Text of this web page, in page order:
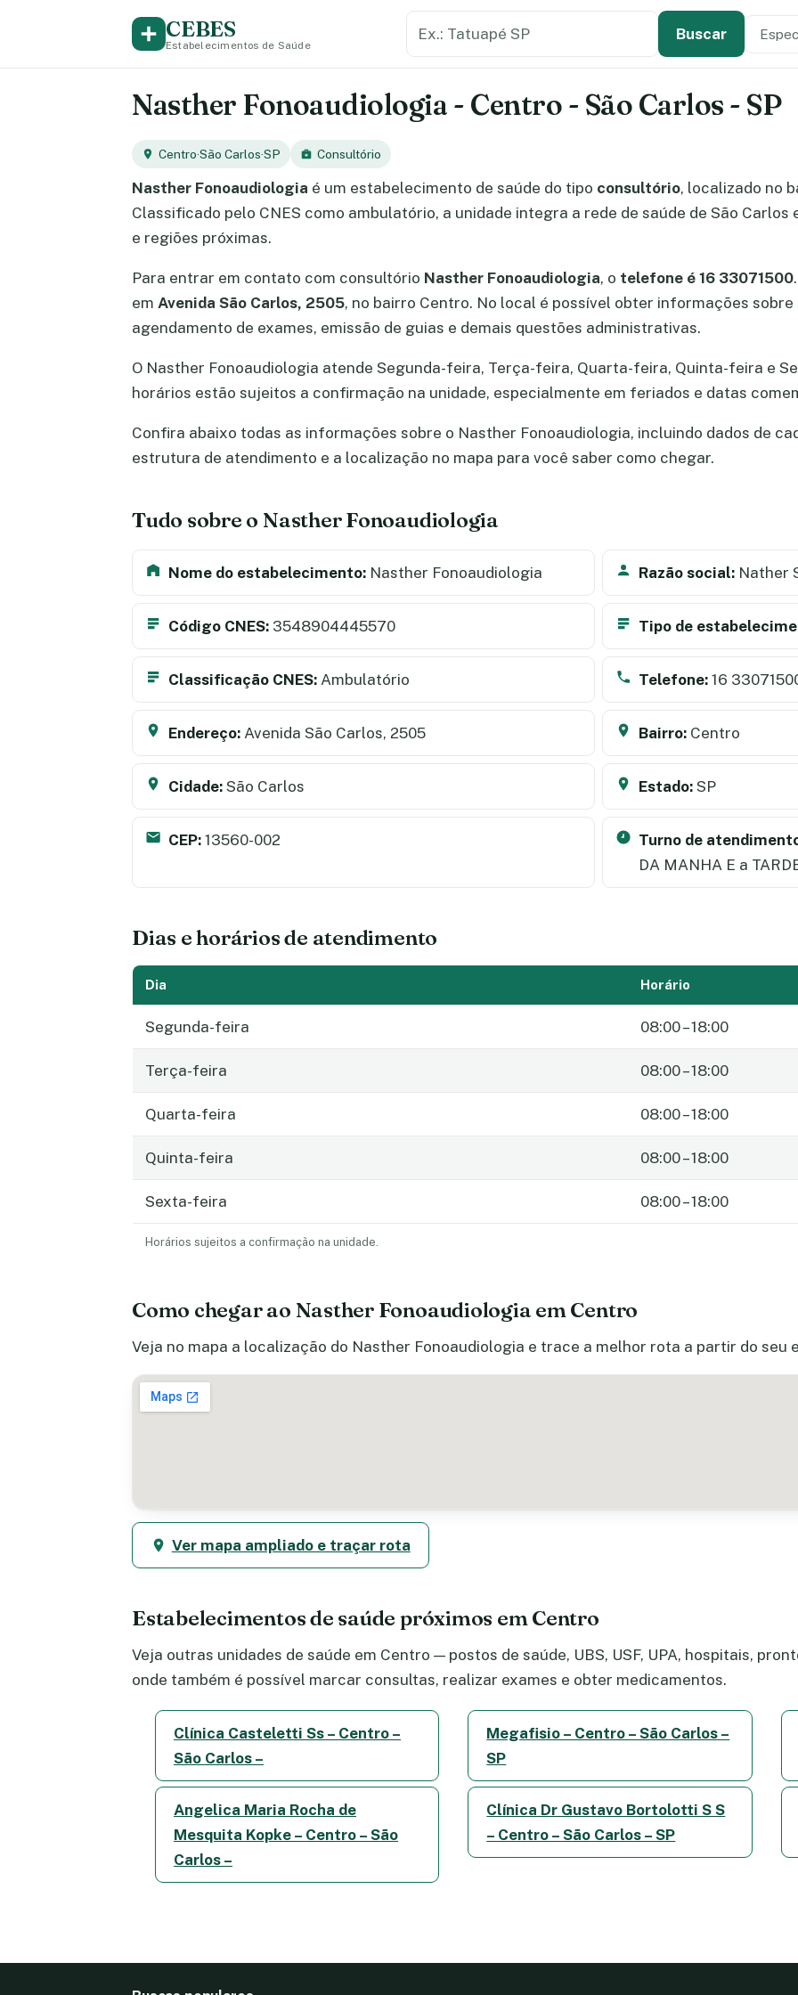
CEBES
Estabelecimentos de Saúde
Buscar Tipo
Nasther Fonoaudiologia - Centro - São Carlos - SP
Centro·São Carlos·SP Consultório
Nasther Fonoaudiologia é um estabelecimento de saúde do tipo consultório, localizado no
Classificado pelo CNES como ambulatório, a unidade integra a rede de saúde de São
e regiões próximas.
Para entrar em contato com consultório Nasther Fonoaudiologia, o telefone é 16 33071500
em Avenida São Carlos, 2505, no bairro Centro. No local é possível obter informações
agendamento de exames, emissão de guias e demais questões administrativas.
O Nasther Fonoaudiologia atende Segunda-feira, Terça-feira, Quarta-feira, Quinta-feira e
horários estão sujeitos a confirmação na unidade, especialmente em feriados e datas
Confira abaixo todas as informações sobre o Nasther Fonoaudiologia, incluindo dados de
estrutura de atendimento e a localização no mapa para você saber como chegar.
Tudo sobre o Nasther Fonoaudiologia
Nome do estabelecimento: Nasther Fonoaudiologia Razão social: Nather
Código CNES: 3548904445570 Tipo de
Classificação CNES: Ambulatório Telefone: 16
Endereço: Avenida São Carlos, 2505 Bairro: Centro
Cidade: São Carlos Estado: SP
CEP: 13560-002 Turno de
DA MANHA E a
Dias e horários de atendimento
Dia Horário
Segunda-feira 08:00 – 18:00
Terça-feira 08:00 – 18:00
Quarta-feira 08:00 – 18:00
Quinta-feira 08:00 – 18:00
Sexta-feira 08:00 – 18:00
Horários sujeitos a confirmação na unidade.
Como chegar ao Nasther Fonoaudiologia em Centro
Veja no mapa a localização do Nasther Fonoaudiologia e trace a melhor rota a partir do seu
Ver mapa ampliado e traçar rota
Estabelecimentos de saúde próximos em Centro
Veja outras unidades de saúde em Centro — postos de saúde, UBS, USF, UPA, hospitais,
onde também é possível marcar consultas, realizar exames e obter medicamentos.
Clínica Casteletti Ss – Centro –
São Carlos –
Megafisio – Centro – São Carlos –
SP
Angelica Maria Rocha de
Mesquita Kopke – Centro – São
Carlos –
Clínica Dr Gustavo Bortolotti S S
– Centro – São Carlos – SP